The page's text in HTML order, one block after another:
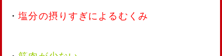
・塩分の摂りすぎによるむくみ